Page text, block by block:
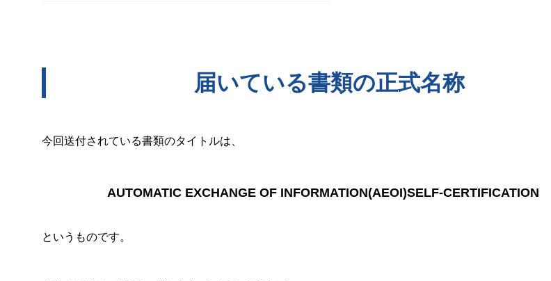
届いている書類の正式名称
今回送付されている書類のタイトルは、
AUTOMATIC EXCHANGE OF INFORMATION(AEOI)SELF-CERTIFICATION
というものです。